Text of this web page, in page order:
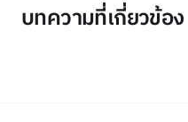
บทความที่เกี่ยวข้อง